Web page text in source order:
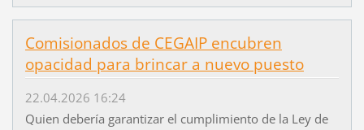
Comisionados de CEGAIP encubren
opacidad para brincar a nuevo puesto
22.04.2026 16:24
Quien debería garantizar el cumplimiento de la Ley de